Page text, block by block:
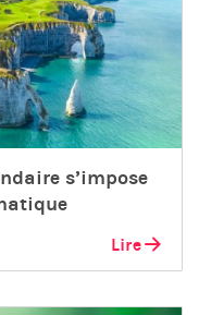
s’impose
Lire